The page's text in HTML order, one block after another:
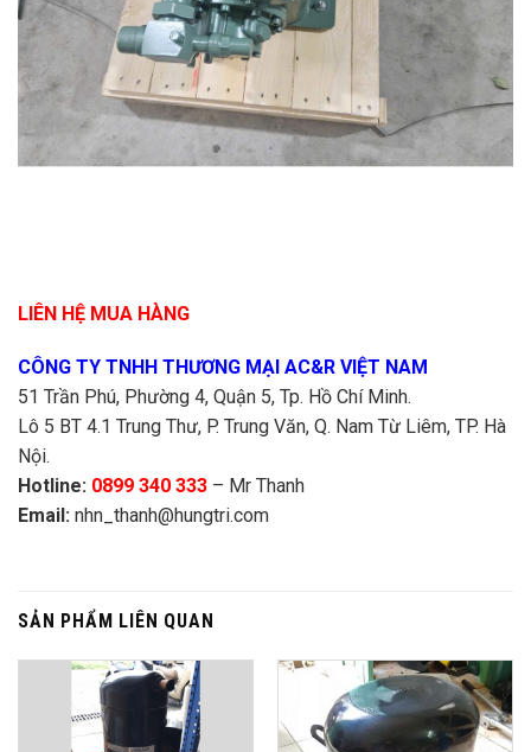
LIÊN HỆ MUA HÀNG
CÔNG TY TNHH THƯƠNG MẠI AC&R VIỆT NAM
51 Trần Phú, Phường 4, Quận 5, Tp. Hồ Chí Minh.
Lô 5 BT 4.1 Trung Thư, P. Trung Văn, Q. Nam Từ Liêm, TP. Hà
Nội.
Hotline: 0899 340 333 – Mr Thanh
Email: nhn_thanh@hungtri.com
SẢN PHẨM LIÊN QUAN